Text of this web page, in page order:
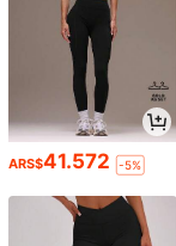
ARS$41.572 -5%